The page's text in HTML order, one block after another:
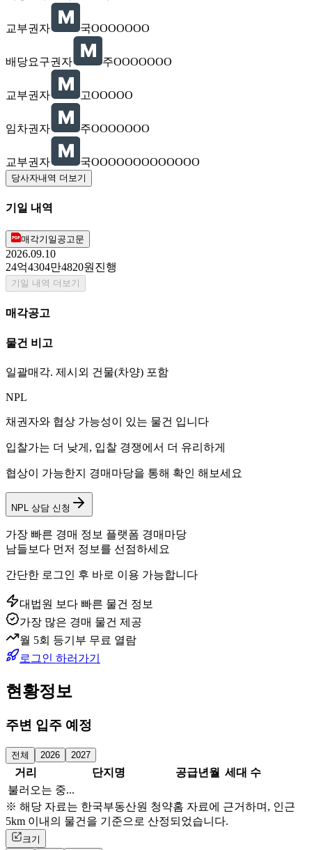
교부권자 국OOOOOOO
배당요구권자 주OOOOOOO
교부권자 고OOOOO
임차권자 주OOOOOOO
교부권자 국OOOOOOOOOOOOO
당사자내역 더보기
기일 내역
매각기일공고문
2026.09.10
24억4304만4820원 진행
기일 내역 더보기
매각공고
물건 비고
일괄매각. 제시외 건물(차양) 포함
NPL
채권자와 협상 가능성이 있는 물건 입니다
입찰가는 더 낮게, 입찰 경쟁에서 더 유리하게
협상이 가능한지 경매마당을 통해 확인 해보세요
NPL 상담 신청
가장 빠른 경매 정보 플랫폼 경매마당
남들보다 먼저 정보를 선점하세요
간단한 로그인 후 바로 이용 가능합니다
대법원 보다 빠른 물건 정보
가장 많은 경매 물건 제공
월 5회 등기부 무료 열람
로그인 하러가기
현황정보
주변 입주 예정
전체 2026 2027
거리 단지명 공급년월 세대 수
불러오는 중...
※ 해당 자료는 한국부동산원 청약홈 자료에 근거하며, 인근
5km 이내의 물건을 기준으로 산정되었습니다.
크기